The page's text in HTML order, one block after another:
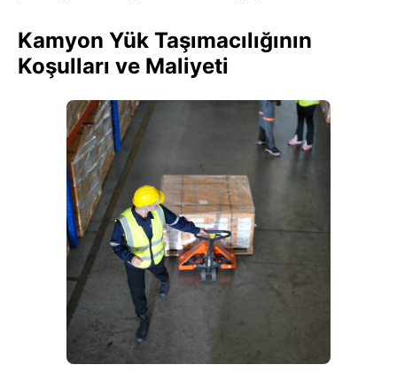
Kamyon Yük Taşımacılığının
Koşulları ve Maliyeti